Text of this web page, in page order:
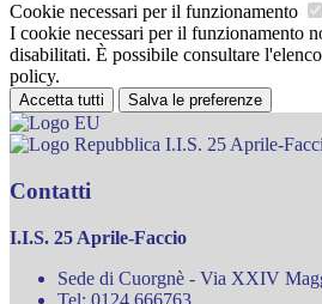
Cookie necessari per il funzionamento
I cookie necessari per il funzionamento
disabilitati. È possibile consultare
policy.
Accetta tutti Salva le preferenze
I.I.S. 25 Aprile-
Contatti
I.I.S. 25 Aprile-Faccio
Sede di Cuorgnè - Via XXIV
Tel: 0124.666763